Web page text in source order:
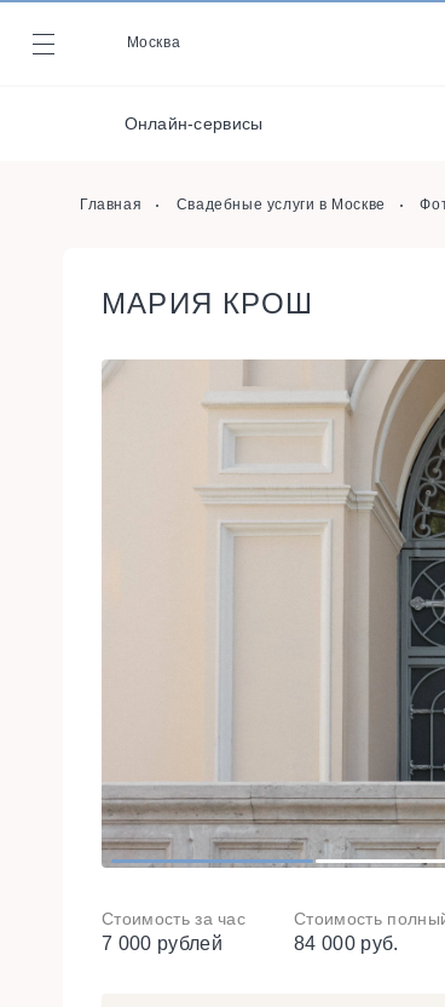
Москва
Онлайн-сервисы
Журнал
Онлайн-сервисы
Главная Свадебные услуги в Москве
МАРИЯ КРОШ
1 2
Стоимость за час
7 000 рублей
Стоимость
84 000 руб.